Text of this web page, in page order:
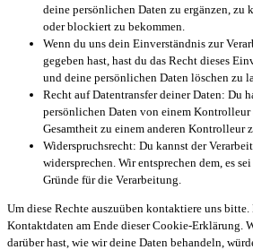
deine persönlichen Daten zu ergänzen, zu
oder blockiert zu bekommen.
Wenn du uns dein Einverständnis zur
gegeben hast, hast du das Recht dieses
und deine persönlichen Daten löschen zu
Recht auf Datentransfer deiner Daten: Du
persönlichen Daten von einem
Gesamtheit zu einem anderen Kontrolleur
Widerspruchsrecht: Du kannst der
widersprechen. Wir entsprechen dem, es
Gründe für die Verarbeitung.
Um diese Rechte auszuüben kontaktiere uns
Kontaktdaten am Ende dieser Cookie-Erklärung.
darüber hast, wie wir deine Daten behandeln,